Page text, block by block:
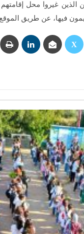
الذين غيروا محل
فيها، عن طريق الموقع